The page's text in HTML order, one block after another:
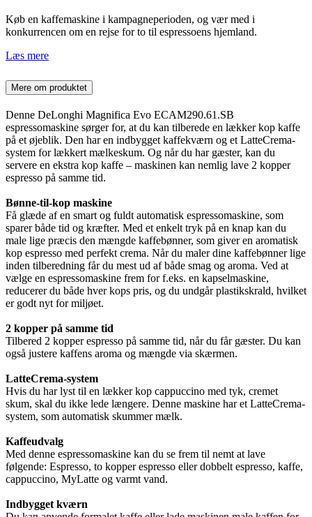
Køb en kaffemaskine i kampagneperioden, og vær med i
konkurrencen om en rejse for to til espressoens hjemland.
Læs mere
Mere om produktet
Denne DeLonghi Magnifica Evo ECAM290.61.SB
espressomaskine sørger for, at du kan tilberede en lækker kop kaffe
på et øjeblik. Den har en indbygget kaffekværn og et LatteCrema-
system for lækkert mælkeskum. Og når du har gæster, kan du
servere en ekstra kop kaffe – maskinen kan nemlig lave 2 kopper
espresso på samme tid.
Bønne-til-kop maskine
Få glæde af en smart og fuldt automatisk espressomaskine, som
sparer både tid og kræfter. Med et enkelt tryk på en knap kan du
male lige præcis den mængde kaffebønner, som giver en aromatisk
kop espresso med perfekt crema. Når du maler dine kaffebønner lige
inden tilberedning får du mest ud af både smag og aroma. Ved at
vælge en espressomaskine frem for f.eks. en kapselmaskine,
reducerer du både hver kops pris, og du undgår plastikskrald, hvilket
er godt nyt for miljøet.
2 kopper på samme tid
Tilbered 2 kopper espresso på samme tid, når du får gæster. Du kan
også justere kaffens aroma og mængde via skærmen.
LatteCrema-system
Hvis du har lyst til en lækker kop cappuccino med tyk, cremet
skum, skal du ikke lede længere. Denne maskine har et LatteCrema-
system, som automatisk skummer mælk.
Kaffeudvalg
Med denne espressomaskine kan du se frem til nemt at lave
følgende: Espresso, to kopper espresso eller dobbelt espresso, kaffe,
cappuccino, MyLatte og varmt vand.
Indbygget kværn